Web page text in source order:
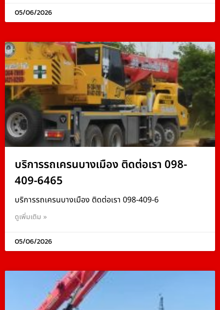
05/06/2026
บริการรถเครนบางเมือง ติดต่อเรา 098-
409-6465
บริการรถเครนบางเมือง ติดต่อเรา 098-409-6
ดูเพิ่มเติม »
05/06/2026